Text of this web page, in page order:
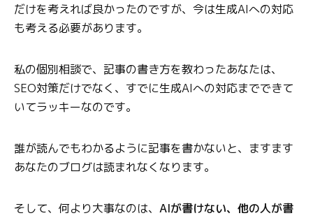
だけを考えれば良かったのですが、今は生成AIへの対応
も考える必要があります。
私の個別相談で、記事の書き方を教わったあなたは、
SEO対策だけでなく、すでに生成AIへの対応までできて
いてラッキーなのです。
誰が読んでもわかるように記事を書かないと、ますます
あなたのブログは読まれなくなります。
そして、何より大事なのは、 AIが書けない、他の人が書